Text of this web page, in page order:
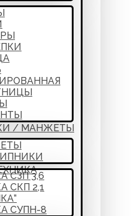
/ МАНЖЕТЫ
СЗП 3,6
СКП 2,1
СУПН-8